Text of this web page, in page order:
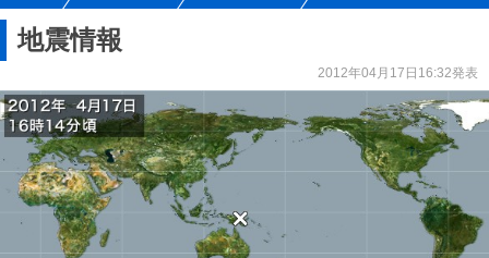
地震情報
2012年04月17日16:32発表